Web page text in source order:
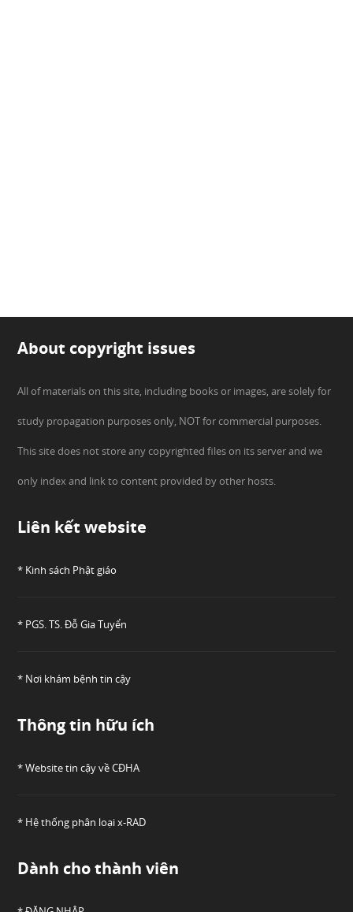
About copyright issues
All of materials on this site, including books or images, are solely for
study propagation purposes only, NOT for commercial purposes.
This site does not store any copyrighted files on its server and we
only index and link to content provided by other hosts.
Liên kết website
* Kinh sách Phật giáo
* PGS. TS. Đỗ Gia Tuyển
* Nơi khám bệnh tin cậy
Thông tin hữu ích
* Website tin cậy về CĐHA
* Hệ thống phân loại x-RAD
Dành cho thành viên